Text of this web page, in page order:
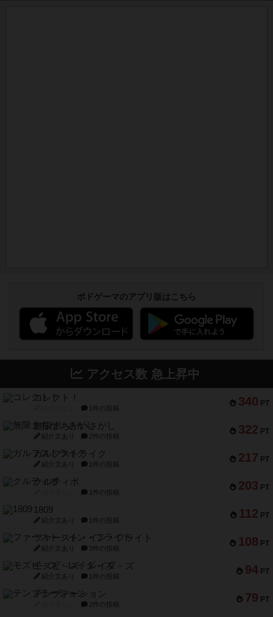
ボドゲーマのアプリ版はこちら
アクセス数 急上昇中
340 PT
コレクト！
1件の投稿
322 PT
無限まちがいさがし
紹介文あり 2件の投稿
217 PT
ガルフストライク
紹介文あり 1件の投稿
203 PT
クルティボ
1件の投稿
112 PT
1809
紹介文あり 1件の投稿
108 PT
ファースト・イン・フライト
紹介文あり 3件の投稿
94 PT
モズビ－ズ・レイダ－ズ
紹介文あり 1件の投稿
79 PT
テンプテーション
2件の投稿